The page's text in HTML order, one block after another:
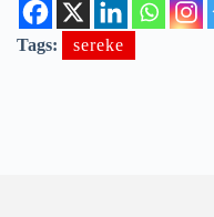
Tags: sereke